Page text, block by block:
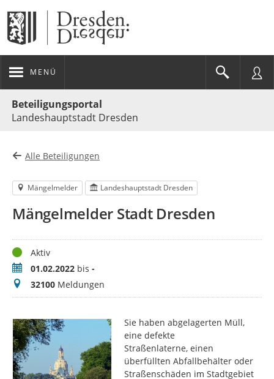
MENÜ
Beteiligungsportal
Landeshauptstadt Dresden
Alle Beteiligungen
Mängelmelder Landeshauptstadt Dresden
Mängelmelder Stadt Dresden
StatusAktiv
Zeitraum01.02.2022 bis -
Meldungen
32100 Meldungen
Sie haben abgelagerten Müll,
eine defekte
Straßenlaterne, einen
überfüllten Abfallbehälter oder
Straßenschäden im Stadtgebiet